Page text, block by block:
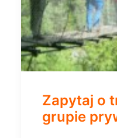
Zapytaj o
grupie